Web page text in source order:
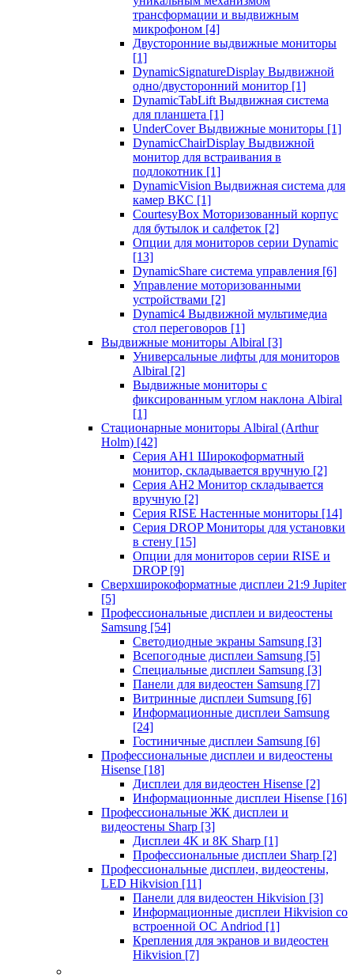
трансформации и выдвижным
микрофоном [4]
Двусторонние выдвижные мониторы
[1]
DynamicSignatureDisplay Выдвижной
одно/двусторонний монитор [1]
DynamicTabLift Выдвижная система
для планшета [1]
UnderCover Выдвижные мониторы [1]
DynamicChairDisplay Выдвижной
монитор для встраивания в
подлокотник [1]
DynamicVision Выдвижная система для
камер ВКС [1]
CourtesyBox Моторизованный корпус
для бутылок и салфеток [2]
Опции для мониторов серии Dynamic
[13]
DynamicShare система управления [6]
Управление моторизованными
устройствами [2]
Dynamic4 Выдвижной мультимедиа
стол переговоров [1]
Выдвижные мониторы Albiral [3]
Универсальные лифты для мониторов
Albiral [2]
Выдвижные мониторы с
фиксированным углом наклона Albiral
[1]
Стационарные мониторы Albiral (Arthur
Holm) [42]
Серия AH1 Широкоформатный
монитор, складывается вручную [2]
Серия AH2 Монитор складывается
вручную [2]
Серия RISE Настенные мониторы [14]
Серия DROP Мониторы для установки
в стену [15]
Опции для мониторов серии RISE и
DROP [9]
Сверхширокоформатные дисплеи 21:9 Jupiter
[5]
Профессиональные дисплеи и видеостены
Samsung [54]
Светодиодные экраны Samsung [3]
Всепогодные дисплеи Samsung [5]
Специальные дисплеи Samsung [3]
Панели для видеостен Samsung [7]
Витринные дисплеи Sumsung [6]
Информационные дисплеи Samsung
[24]
Гостиничные дисплеи Samsung [6]
Профессиональные дисплеи и видеостены
Hisense [18]
Дисплеи для видеостен Hisense [2]
Информационные дисплеи Hisense [16]
Профессиональные ЖК дисплеи и
видеостены Sharp [3]
Дисплеи 4K и 8K Sharp [1]
Профессиональные дисплеи Sharp [2]
Профессиональные дисплеи, видеостены,
LED Hikvision [11]
Панели для видеостен Hikvision [3]
Информационные дисплеи Hikvision со
встроенной ОС Andriod [1]
Крепления для экранов и видеостен
Hikvision [7]